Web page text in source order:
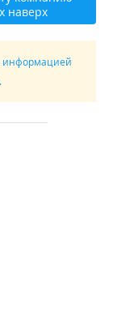
наверх
информацией